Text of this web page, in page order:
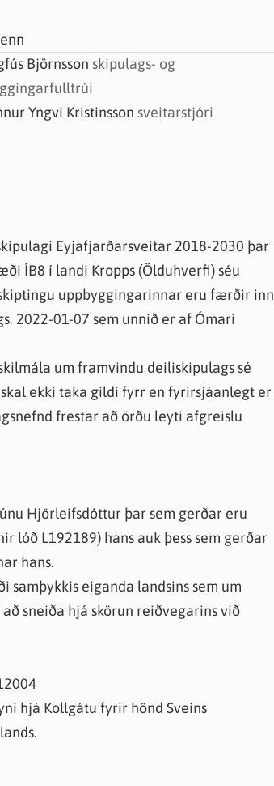
Björnsson skipulags- og
Yngvi Kristinsson sveitarstjóri
Eyjafjarðarsveitar 2018-2030 þar
ÍB8 í landi Kropps (Ölduhverfi) séu
uppbyggingarinnar eru færðir inn
2022-01-07 sem unnið er af Ómari
um framvindu deiliskipulags sé
ekki taka gildi fyrr en fyrirsjáanlegt er
frestar að örðu leyti afgreislu
Hjörleifsdóttur þar sem gerðar eru
lóð L192189) hans auk þess sem gerðar
hans.
eiganda landsins sem um
sneiða hjá skörun reiðvegarins við
hjá Kollgátu fyrir hönd Sveins